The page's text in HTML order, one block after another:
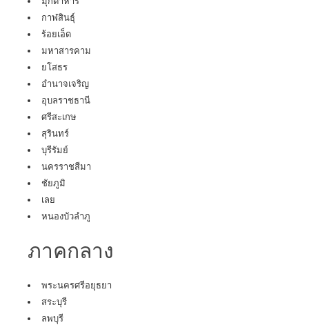
กาฬสินธุ์
ร้อยเอ็ด
มหาสารคาม
ยโสธร
อำนาจเจริญ
อุบลราชธานี
ศรีสะเกษ
สุรินทร์
บุรีรัมย์
นครราชสีมา
ชัยภูมิ
เลย
หนองบัวลำภู
ภาคกลาง
พระนครศรีอยุธยา
สระบุรี
ลพบุรี